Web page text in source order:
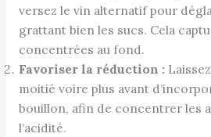
versez le vin alternatif pour
grattant bien les sucs. Cela
concentrées au fond.
Favoriser la réduction :
moitié voire plus avant
bouillon, afin de concentrer les
l’acidité.